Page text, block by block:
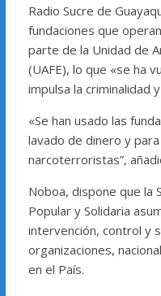
Radio Sucre de
fundaciones que
parte de la Unidad de
(UAFE), lo que «se ha
impulsa la criminalidad
«Se han usado las
lavado de dinero y
narcoterroristas”,
Noboa, dispone que la
Popular y Solidaria
intervención, control y
organizaciones,
en el País.